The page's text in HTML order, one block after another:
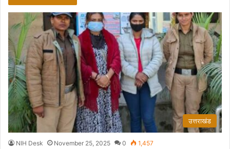
उत्तराखंड
NIH Desk November 25, 2025 0 1,457